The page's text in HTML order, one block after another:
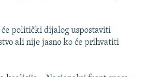
će politički dijalog uspostaviti
ali nije jasno ko će prihvatiti